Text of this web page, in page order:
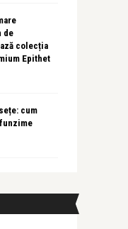
de
colecția
Epithet
cum